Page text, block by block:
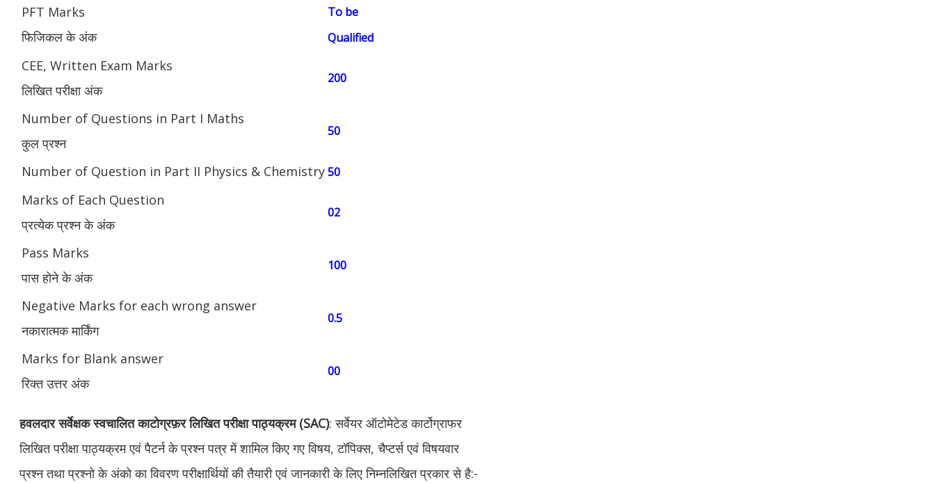
PFT Marks
फिजिकल के अंक
To be
Qualified
CEE, Written Exam Marks
लिखित परीक्षा अंक
200
Number of Questions in Part I Maths
कुल प्रश्न
50
Number of Question in Part II Physics & Chemistry50
Marks of Each Question
प्रत्येक प्रश्न के अंक
02
Pass Marks
पास होने के अंक
100
Negative Marks for each wrong answer
नकारात्मक मार्किंग
0.5
Marks for Blank answer
रिक्त उत्तर अंक
00
हवलदार सर्वेक्षक स्वचालित काटोग्रफ़र लिखित परीक्षा पाठ्यक्रम (SAC): सर्वेयर ऑटोमेटेड कार्टोग्राफर
लिखित परीक्षा पाठ्यक्रम एवं पैटर्न के प्रश्न पत्र में शामिल किए गए विषय, टॉपिक्स, चैप्टर्स एवं विषयवार
प्रश्न तथा प्रश्नो के अंको का विवरण परीक्षार्थियों की तैयारी एवं जानकारी के लिए निम्नलिखित प्रकार से है:-